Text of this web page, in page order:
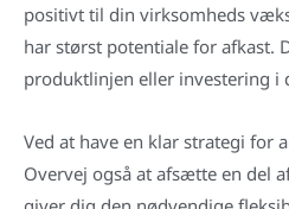
positivt til din virksomheds
har størst potentiale for afkast.
produktlinjen eller investering i
Ved at have en klar strategi for
Overvej også at afsætte en del